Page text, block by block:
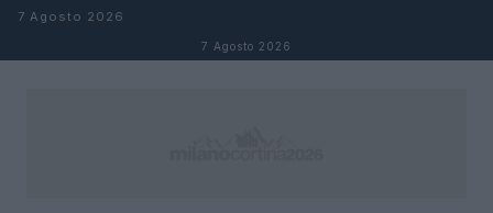
Salta al contenuto
7 Agosto 2026
7 Agosto 2026